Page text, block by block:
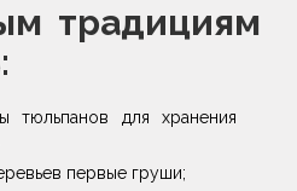
традициям
тюльпанов для хранения
первые груши;